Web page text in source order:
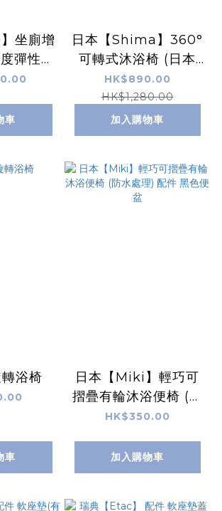
坐廁增
彈性調
手)
車
日本【Shima】360°
可轉式沐浴椅 (日本
製)
HK$890.00
HK$1,280.00
加入購物車
浴椅
車
日本【Miki】輕巧可
摺疊有輪沐浴便椅 (防
水處理) 配件 黑色便盆
HK$350.00
加入購物車